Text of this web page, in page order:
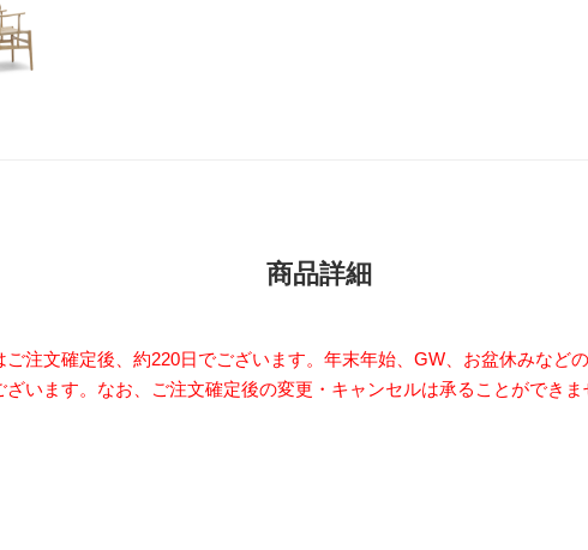
商品詳細
注文確定後、約220日でございます。年末年始、GW、お盆休みなど
います。なお、ご注文確定後の変更・キャンセルは承ることができま